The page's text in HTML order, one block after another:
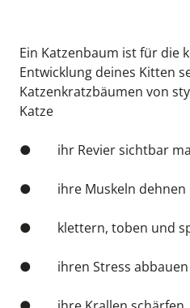
Ein Katzenbaum ist für die
Entwicklung deines Kitten
Katzenkratzbäumen von
Katze
●        ihr Revier sichtbar
●        ihre Muskeln
●        klettern, toben und
●        ihren Stress